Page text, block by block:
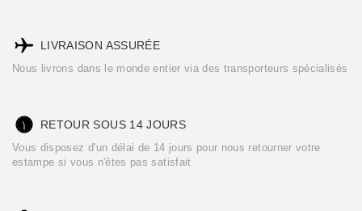
LIVRAISON ASSURÉE
Nous livrons dans le monde entier via des transporteurs spécialisés
RETOUR SOUS 14 JOURS
Vous disposez d'un délai de 14 jours pour nous retourner votre
estampe si vous n'êtes pas satisfait